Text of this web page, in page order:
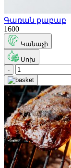
Գառան քաբաբ
1600
Կանաչի
Սոխ
-